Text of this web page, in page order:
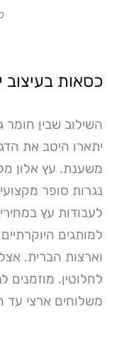
כסאות בעיצוב
השילוב שבין חומר
יתארו היטב את
משענת. עץ אלון
נגרות סופר
לעבודות עץ
למותגים
וארצות הברית.
לחלוטין. מוזמנים
משלוחים ארצי עד